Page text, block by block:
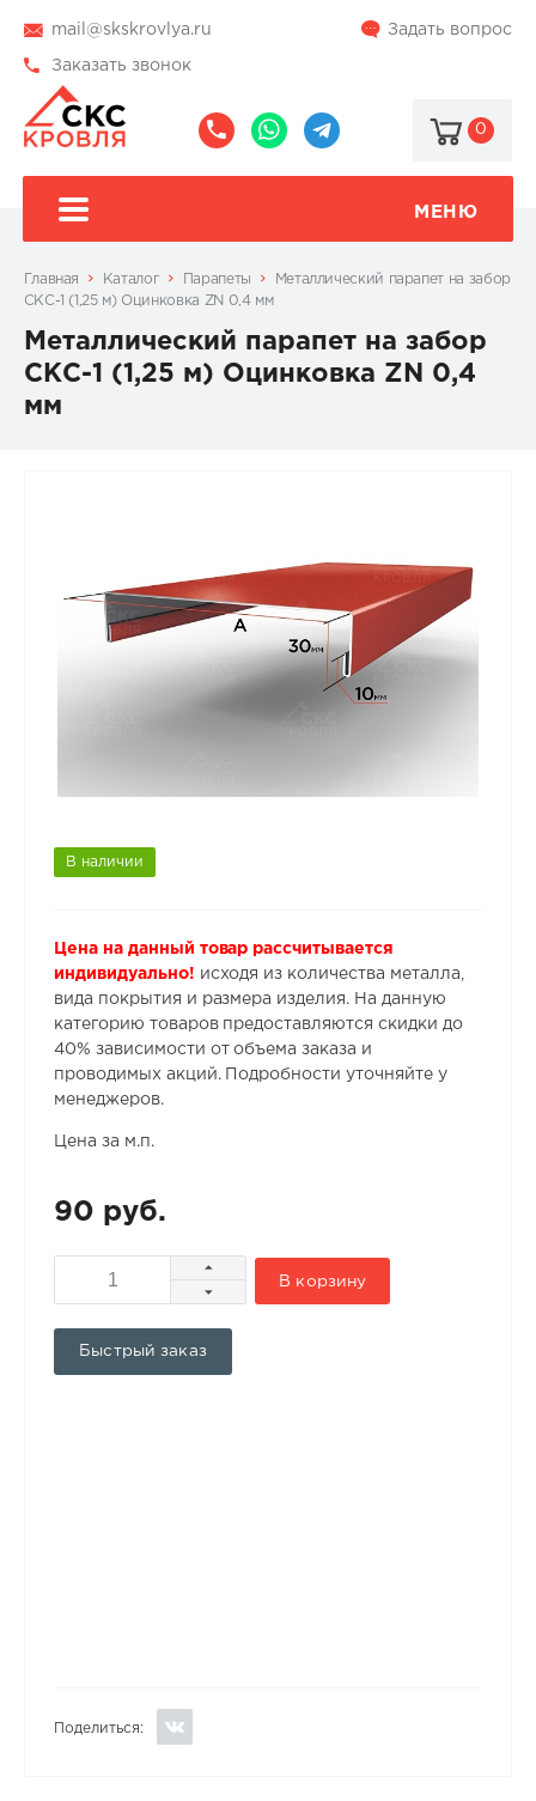
mail@skskrovlya.ru Задать вопрос
Заказать звонок
0
МЕНЮ
Главная Каталог Парапеты
Металлический парапет на забор
СКС-1 (1,25 м) Оцинковка ZN 0,4 мм
Металлический парапет на забор
СКС-1 (1,25 м) Оцинковка ZN 0,4
мм
В наличии
Цена на данный товар рассчитывается
индивидуально! исходя из количества металла,
вида покрытия и размера изделия. На данную
категорию товаров предоставляются скидки до
40% зависимости от объема заказа и
проводимых акций. Подробности уточняйте у
менеджеров.
Цена за м.п.
90 руб.
В корзину
Быстрый заказ
Поделиться: